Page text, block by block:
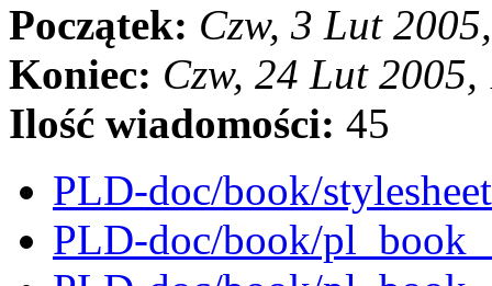
Początek: Czw, 3 Lut
Koniec: Czw, 24 Lut
Ilość wiadomości: 45
PLD-doc/book/
PLD-doc/book/